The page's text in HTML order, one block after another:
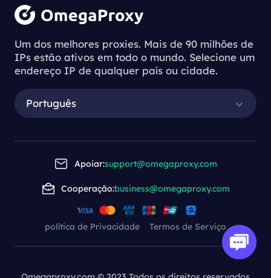
Um dos melhores proxies. Mais de 90 milhões de
IPs estão ativos em todo o mundo. Selecione um
endereço IP de qualquer país ou cidade.
Português
Apoiar:support@omegaproxy.com
Cooperação:business@omegaproxy.com
política de Privacidade Termos de Serviço